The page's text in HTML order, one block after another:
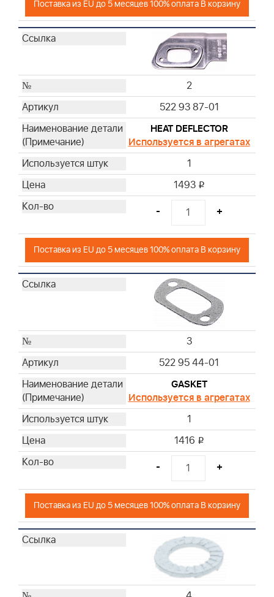
Поставка из EU до 5 месяцев 100% оплата В корзину
2
522 93 87-01
HEAT DEFLECTOR
Используется в агрегатах
1
1493 i
- +
Поставка из EU до 5 месяцев 100% оплата В корзину
3
522 95 44-01
GASKET
Используется в агрегатах
1
1416 i
- +
Поставка из EU до 5 месяцев 100% оплата В корзину